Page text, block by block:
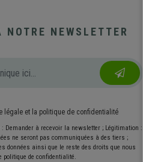
NEWSLETTER
légale et la politique de confidentialité
: Demander à recevoir la newsletter ; Légitimation :
ne seront pas communiquées à des tiers ;
données ainsi que le reste des droits que nous
politique de confidentialité.